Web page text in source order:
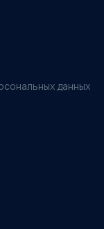
данных